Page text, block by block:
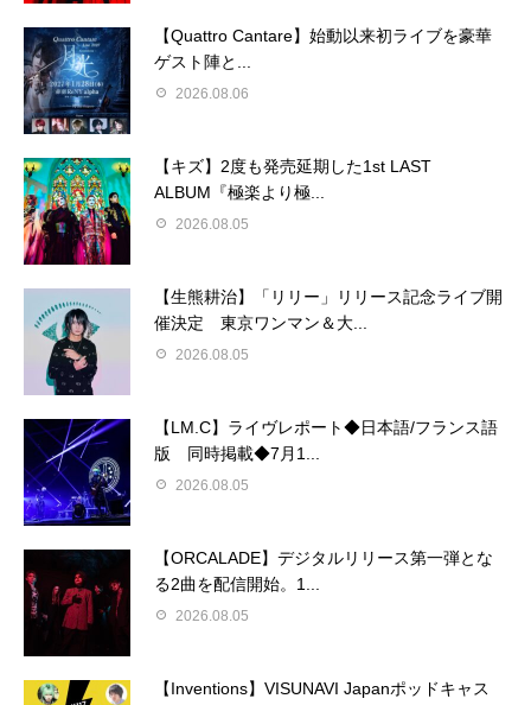
【Quattro Cantare】始動以来初ライブを豪華
ゲスト陣と...
2026.08.06
【キズ】2度も発売延期した1st LAST
ALBUM『極楽より極...
2026.08.05
【生熊耕治】「リリー」リリース記念ライブ開
催決定 東京ワンマン＆大...
2026.08.05
【LM.C】ライヴレポート◆日本語/フランス語
版 同時掲載◆7月1...
2026.08.05
【ORCALADE】デジタルリリース第一弾とな
る2曲を配信開始。1...
2026.08.05
【Inventions】VISUNAVI Japanポッドキャス